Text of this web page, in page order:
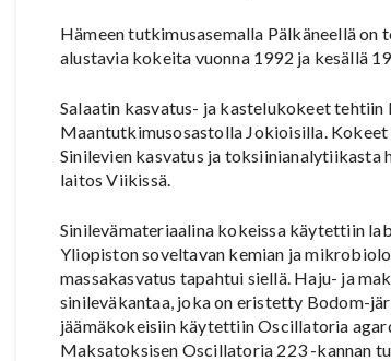
Hämeen tutkimusasemalla Pälkäneellä on
alustavia kokeita vuonna 1992 ja kesällä
Salaatin kasvatus- ja kastelukokeet
Maantutkimusosastolla Jokioisilla.
Sinilevien kasvatus ja
laitos Viikissä.
Sinilevämateriaalina kokeissa käytettiin
Yliopiston soveltavan kemian ja
massakasvatus tapahtui siellä. Haju- ja
sinileväkantaa, joka on eristetty Bodom-
jäämäkokeisiin käytettiin Oscillatoria
Maksatoksisen Oscillatoria 223 -kannan